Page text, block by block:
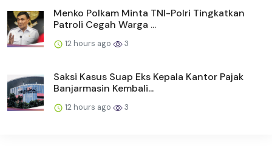
Menko Polkam Minta TNI-Polri Tingkatkan
Patroli Cegah Warga ...
12 hours ago 3
Saksi Kasus Suap Eks Kepala Kantor Pajak
Banjarmasin Kembali...
12 hours ago 3